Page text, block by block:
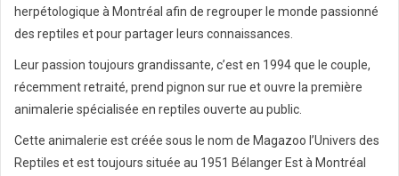
herpétologique à Montréal afin de regrouper le monde passionné
des reptiles et pour partager leurs connaissances.
Leur passion toujours grandissante, c’est en 1994 que le couple,
récemment retraité, prend pignon sur rue et ouvre la première
animalerie spécialisée en reptiles ouverte au public.
Cette animalerie est créée sous le nom de Magazoo l’Univers des
Reptiles et est toujours située au 1951 Bélanger Est à Montréal